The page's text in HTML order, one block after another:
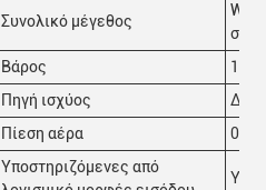
Συνολικό μέγεθος
Βάρος
Πηγή ισχύος
Πίεση αέρα
Υποστηριζόμενες από